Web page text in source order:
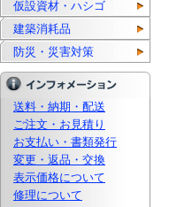
仮設資材・ハシゴ
建築消耗品
防災・災害対策
送料・納期・配送
ご注文・お見積り
お支払い・書類発行
変更・返品・交換
表示価格について
修理について